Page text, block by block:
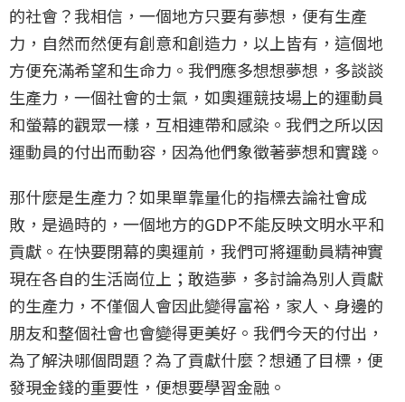
的社會？我相信，一個地方只要有夢想，便有生產
力，自然而然便有創意和創造力，以上皆有，這個地
方便充滿希望和生命力。我們應多想想夢想，多談談
生產力，一個社會的士氣，如奧運競技場上的運動員
和螢幕的觀眾一樣，互相連帶和感染。我們之所以因
運動員的付出而動容，因為他們象徵著夢想和實踐。
那什麼是生產力？如果單靠量化的指標去論社會成
敗，是過時的，一個地方的GDP不能反映文明水平和
貢獻。在快要閉幕的奧運前，我們可將運動員精神實
現在各自的生活崗位上；敢造夢，多討論為別人貢獻
的生產力，不僅個人會因此變得富裕，家人、身邊的
朋友和整個社會也會變得更美好。我們今天的付出，
為了解決哪個問題？為了貢獻什麼？想通了目標，便
發現金錢的重要性，便想要學習金融。